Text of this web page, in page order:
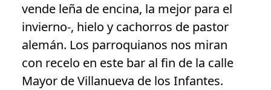
vende leña de encina, la mejor para el
invierno-, hielo y cachorros de pastor
alemán. Los parroquianos nos miran
con recelo en este bar al fin de la calle
Mayor de Villanueva de los Infantes.